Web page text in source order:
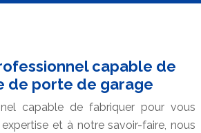
capable de
de porte de garage
capable de fabriquer pour vous
et à notre savoir-faire, nous